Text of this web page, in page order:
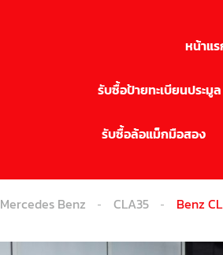
หน้าแ
รับซื้อป้ายทะเบียนประมู
รับซื้อล้อแม็กมือสอง
Mercedes Benz CLA35 Benz